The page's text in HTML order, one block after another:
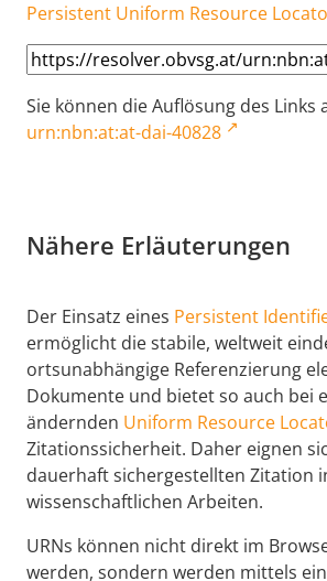
Persistent Uniform Resource
Sie können die Auflösung des Links
urn:nbn:at:at-dai-40828
Nähere Erläuterungen
Der Einsatz eines Persistent
ermöglicht die stabile, weltweit
ortsunabhängige Referenzierung
Dokumente und bietet so auch bei
ändernden Uniform Resource
Zitationssicherheit. Daher eignen
dauerhaft sichergestellten Zitation
wissenschaftlichen Arbeiten.
URNs können nicht direkt im
werden, sondern werden mittels